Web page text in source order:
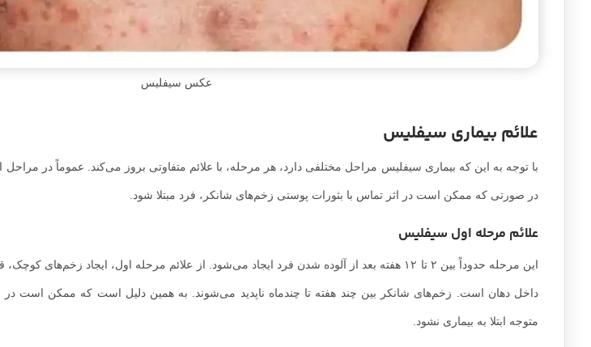
عکس سیفلیس
علائم بیماری سیفلیس
با توجه به این که بیماری سیفلیس مراحل مختلفی دارد، هر مرحله، با علائم متفاوتی بروز می‌کند. عموماً در
در صورتی که ممکن است در اثر تماس با بثورات پوستی زخم‌های شانکر، فرد مبتلا شود.
علائم مرحله اول سیفلیس
این مرحله حدوداً بین ۲ تا ۱۲ هفته بعد از آلوده شدن فرد ایجاد می‌شود. از علائم مرحله اول، ایجاد
داخل دهان است. زخم‌های شانکر بین چند هفته تا چندماه ناپدید می‌شوند. به همین دلیل است که ممکن است
متوجه ابتلا به بیماری نشود.